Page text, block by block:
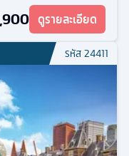
ดูรายละเอียด
รหัส24411